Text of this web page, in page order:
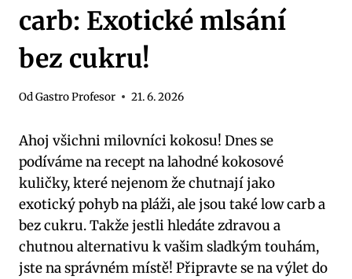
carb: Exotické mlsání
bez cukru!
OdGastro Profesor 21. 6. 2026
Ahoj všichni milovníci kokosu! Dnes se
podíváme na recept na lahodné kokosové
kuličky, které nejenom že chutnají jako
exotický pohyb na pláži, ale jsou také low carb a
bez cukru. Takže jestli hledáte zdravou a
chutnou alternativu k vašim sladkým touhám,
jste na správném místě! Připravte se na výlet do